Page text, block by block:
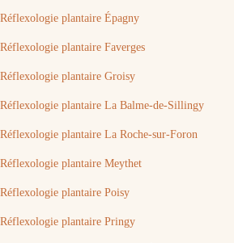
Réflexologie plantaire Épagny
Réflexologie plantaire Faverges
Réflexologie plantaire Groisy
Réflexologie plantaire La Balme-de-Sillingy
Réflexologie plantaire La Roche-sur-Foron
Réflexologie plantaire Meythet
Réflexologie plantaire Poisy
Réflexologie plantaire Pringy